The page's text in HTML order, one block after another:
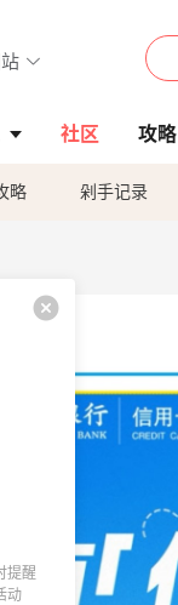
社区 攻略
略 剁手记录
提醒
动